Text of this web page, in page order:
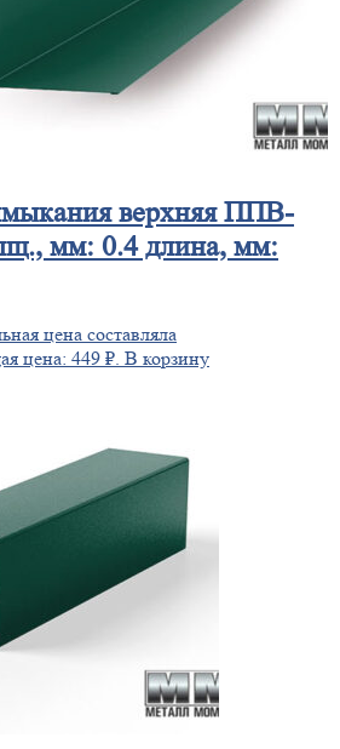
верхняя ППВ-
мм: 0.4 длина, мм:
цена составляла
цена: 449 ₽. В корзину